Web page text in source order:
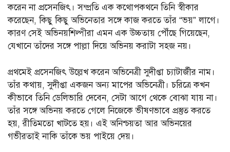
করেন না প্রসেনজিৎ। সম্প্রতি এক কথোপকথনে তিনি স্বীকার
করেছেন, কিছু কিছু অভিনেতার সঙ্গে কাজ করতে তাঁর “ভয়” লাগে।
কারণ সেই অভিনয়শিল্পীরা এমন এক উচ্চতায় পৌঁছে গিয়েছেন,
যেখানে তাঁদের সঙ্গে পাল্লা দিয়ে অভিনয় করাটা সহজ নয়।
প্রথমেই প্রসেনজিৎ উল্লেখ করেন অভিনেত্রী সুদীপ্তা চ্যাটার্জীর নাম।
তাঁর কথায়, সুদীপ্তা একজন অন্য মাপের অভিনেত্রী। চরিত্রে কখন
কীভাবে তিনি ডেলিভারি দেবেন, সেটা আগে থেকে বোঝা যায় না।
তাঁর সঙ্গে অভিনয় করতে গেলে নিজেকে ভীষণভাবে প্রস্তুত করতে
হয়, রীতিমতো খাটতে হয়। এই অনিশ্চয়তা আর অভিনয়ের
গভীরতাই নাকি তাঁকে ভয় পাইয়ে দেয়।